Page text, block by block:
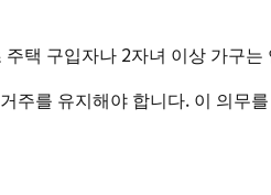
택 구입자나 2자녀 이상 가구
주를 유지해야 합니다. 이 의